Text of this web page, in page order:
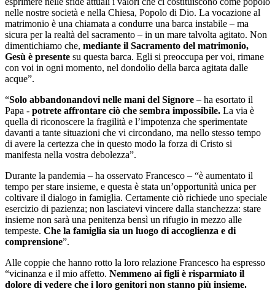
nelle nostre società e nella Chiesa, Popolo di Dio. La vocazione al
matrimonio è una chiamata a condurre una barca instabile – ma
sicura per la realtà del sacramento – in un mare talvolta agitato. Non
dimentichiamo che, mediante il Sacramento del matrimonio,
Gesù è presente su questa barca. Egli si preoccupa per voi, rimane
con voi in ogni momento, nel dondolio della barca agitata dalle
acque”.
“Solo abbandonandovi nelle mani del Signore – ha esortato il
Papa - potrete affrontare ciò che sembra impossibile. La via è
quella di riconoscere la fragilità e l’impotenza che sperimentate
davanti a tante situazioni che vi circondano, ma nello stesso tempo
di avere la certezza che in questo modo la forza di Cristo si
manifesta nella vostra debolezza”.
Durante la pandemia – ha osservato Francesco – “è aumentato il
tempo per stare insieme, e questa è stata un’opportunità unica per
coltivare il dialogo in famiglia. Certamente ciò richiede uno speciale
esercizio di pazienza; non lasciatevi vincere dalla stanchezza: stare
insieme non sarà una penitenza bensì un rifugio in mezzo alle
tempeste. Che la famiglia sia un luogo di accoglienza e di
comprensione”.
Alle coppie che hanno rotto la loro relazione Francesco ha espresso
“vicinanza e il mio affetto. Nemmeno ai figli è risparmiato il
dolore di vedere che i loro genitori non stanno più insieme.